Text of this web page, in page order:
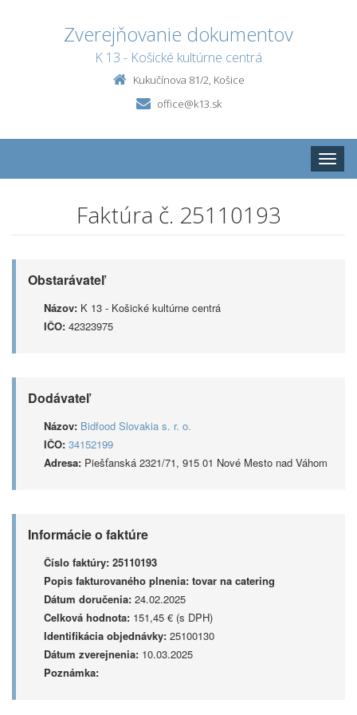
Zverejňovanie dokumentov
K 13 - Košické kultúrne centrá
Kukučínova 81/2, Košice
office@k13.sk
Toggle
Faktúra č. 25110193
Obstarávateľ
Názov: K 13 - Košické kultúrne centrá
IČO: 42323975
Dodávateľ
Názov: Bidfood Slovakia s. r. o.
IČO: 34152199
Adresa: Piešťanská 2321/71, 915 01 Nové Mesto nad Váhom
Informácie o faktúre
Číslo faktúry: 25110193
Popis fakturovaného plnenia: tovar na catering
Dátum doručenia: 24.02.2025
Celková hodnota: 151,45 € (s DPH)
Identifikácia objednávky: 25100130
Dátum zverejnenia: 10.03.2025
Poznámka: